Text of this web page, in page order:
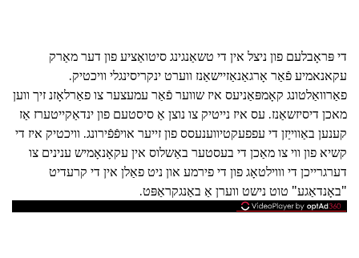
די פּראָבלעם פון ניצל אין די טשאַנגינג סיטואַציע פון דער מאַרק
עקאנאמיע פֿאַר אָרגאַנאַזיישאַנז ווערט ינקריסינגלי וויכטיק.
פאַרוואַלטונג קאָמפּאַניעס איז שווער פֿאַר עמעצער צו פאַרלאָזנ זיך ווען
מאכן דיסיזשאַנז. עס איז נייטיק צו נוצן אַ סיסטעם פון ינדאַקייטערז אַז
קענען באַווייַזן די עפפעקטיווענעסס פון זייער אויפֿפֿירונג. וויכטיק איז די
קשיא פון ווי צו מאַכן די בעסטער באַשלוס אין עקאָנאָמיש ענינים צו
דערגרייכן די וווילטאָג פון די פירמע און ניט פאַלן אין די קרעדיט
"באָנדאַגע" טוט נישט ווערן אַ באַנגקראַפּט.